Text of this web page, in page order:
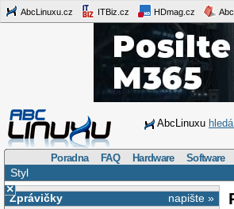
AbcLinuxu.cz ITBiz.cz HDmag.cz
AbcLinuxu
Poradna FAQ Hardware Software
Styl
×
napište »
Zprávičky